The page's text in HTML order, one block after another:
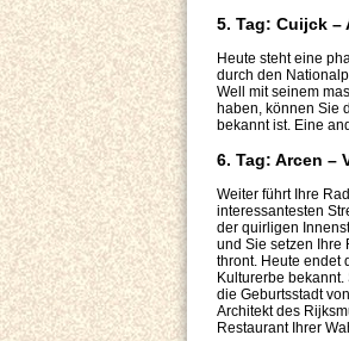
5. Tag: Cuijck –
Heute steht eine
durch den
Well mit seinem
haben, können Sie
bekannt ist. Eine
6. Tag: Arcen –
Weiter führt Ihre
interessantesten
der quirligen
und Sie setzen Ihre
thront. Heute endet
Kulturerbe
die Geburtsstadt
Architekt des
Restaurant Ihrer